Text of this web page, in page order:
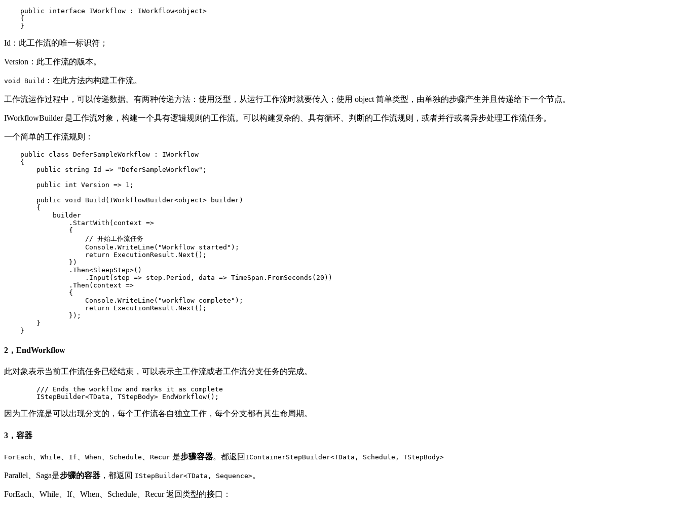
    public interface IWorkflow : IWorkflow<object>
    {
    }
Id：此工作流的唯一标识符；
Version：此工作流的版本。
void Build ：在此方法内构建工作流。
工作流运作过程中，可以传递数据。有两种传递方法：使用泛型，从运行工作流时就要传入；使用 object 简单类型，由单独的步骤产生并且传递给下一个节点。
IWorkflowBuilder 是工作流对象，构建一个具有逻辑规则的工作流。可以构建复杂的、具有循环、判断的工作流规则，或者并行或者异步处理工作流任务。
一个简单的工作流规则：
    public class DeferSampleWorkflow : IWorkflow
    {
        public string Id => "DeferSampleWorkflow";
        public int Version => 1;
        public void Build(IWorkflowBuilder<object> builder)
        {
            builder
                .StartWith(context =>
                {
                    // 开始工作流任务
                    Console.WriteLine("Workflow started");
                    return ExecutionResult.Next();
                })
                .Then<SleepStep>()
                    .Input(step => step.Period, data => TimeSpan.FromSeconds(20))
                .Then(context =>
                {
                    Console.WriteLine("workflow complete");
                    return ExecutionResult.Next();
                });
        }
    }
2，EndWorkflow
此对象表示当前工作流任务已经结束，可以表示主工作流或者工作流分支任务的完成。
        /// Ends the workflow and marks it as complete
        IStepBuilder<TData, TStepBody> EndWorkflow();
因为工作流是可以出现分支的，每个工作流各自独立工作，每个分支都有其生命周期。
3，容器
ForEach While If When Schedule Recur 是步骤容器。都返回 IContainerStepBuilder<TData, Schedule, TStepBody>
Parallel、Saga是步骤的容器 ，都返回 IStepBuilder<TData, Sequence>。
ForEach、While、If、When、Schedule、Recur 返回类型的接口：